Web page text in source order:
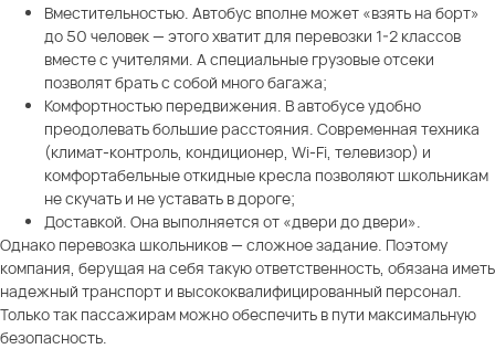
Вместительностью. Автобус вполне может «взять на борт»
до 50 человек — этого хватит для перевозки 1-2 классов
вместе с учителями. А специальные грузовые отсеки
позволят брать с собой много багажа;
Комфортностью передвижения. В автобусе удобно
преодолевать большие расстояния. Современная техника
(климат-контроль, кондиционер, Wi-Fi, телевизор) и
комфортабельные откидные кресла позволяют школьникам
не скучать и не уставать в дороге;
Доставкой. Она выполняется от «двери до двери».
Однако перевозка школьников — сложное задание. Поэтому
компания, берущая на себя такую ответственность, обязана иметь
надежный транспорт и высококвалифицированный персонал.
Только так пассажирам можно обеспечить в пути максимальную
безопасность.